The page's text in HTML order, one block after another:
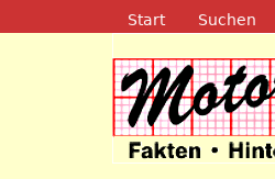
Navigation
Start Suchen